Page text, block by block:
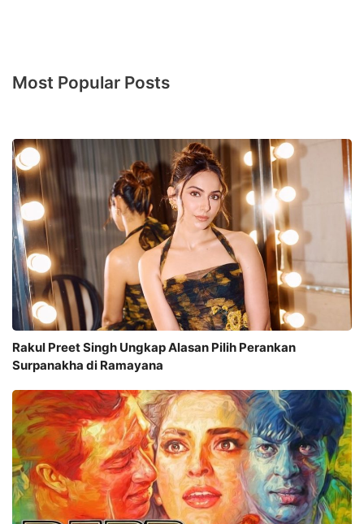
Most Popular Posts
Rakul Preet Singh Ungkap Alasan Pilih Perankan
Surpanakha di Ramayana